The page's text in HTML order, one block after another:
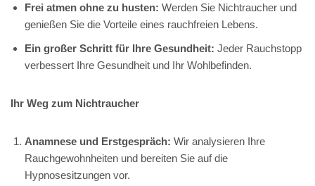
Frei atmen ohne zu husten: Werden Sie Nichtraucher und
genießen Sie die Vorteile eines rauchfreien Lebens.
Ein großer Schritt für Ihre Gesundheit: Jeder Rauchstopp
verbessert Ihre Gesundheit und Ihr Wohlbefinden.
Ihr Weg zum Nichtraucher
Anamnese und Erstgespräch: Wir analysieren Ihre
Rauchgewohnheiten und bereiten Sie auf die
Hypnosesitzungen vor.